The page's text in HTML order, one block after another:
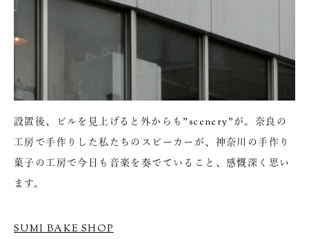
設置後、ビルを見上げると外からも”scenery”が。奈良の
工房で手作りした私たちのスピーカーが、神奈川の手作り
菓子の工房で今日も音楽を奏でていること、感慨深く思い
ます。
SUMI BAKE SHOP